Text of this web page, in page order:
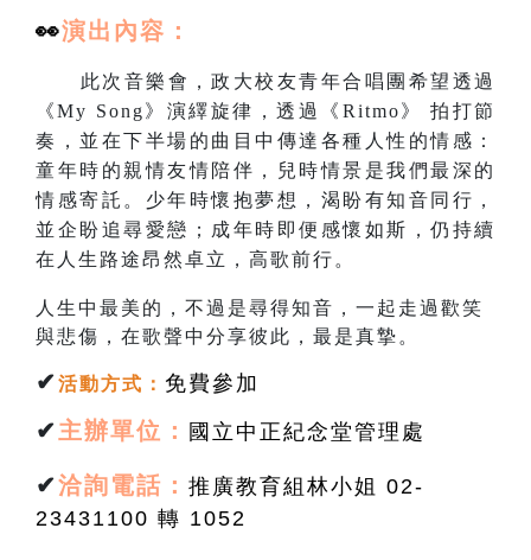
👀演出 內容：
此次音樂會，政大校友青年合唱團希望透過
《My Song》演繹旋律，透過《Ritmo》 拍打節
奏，並在下半場的曲目中傳達各種人性的情感：
童年時的親情友情陪伴，兒時情景是我們最深的
情感寄託。少年時懷抱夢想，渴盼有知音同行，
並企盼追尋愛戀；成年時即便感懷如斯，仍持續
在人生路途昂然卓立，高歌前行。
人生中最美的，不過是尋得知音，一起走過歡笑
與悲傷，在歌聲中分享彼此，最是真摯。
✔活動方式 ： 免費參加
✔主辦單位： 國立中正紀念堂管理處
✔洽詢電話： 推廣教育組林小姐 02-
23431100 轉 1052